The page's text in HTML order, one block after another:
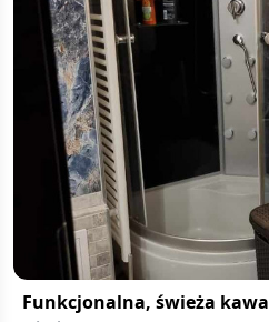
Funkcjonalna, świeża